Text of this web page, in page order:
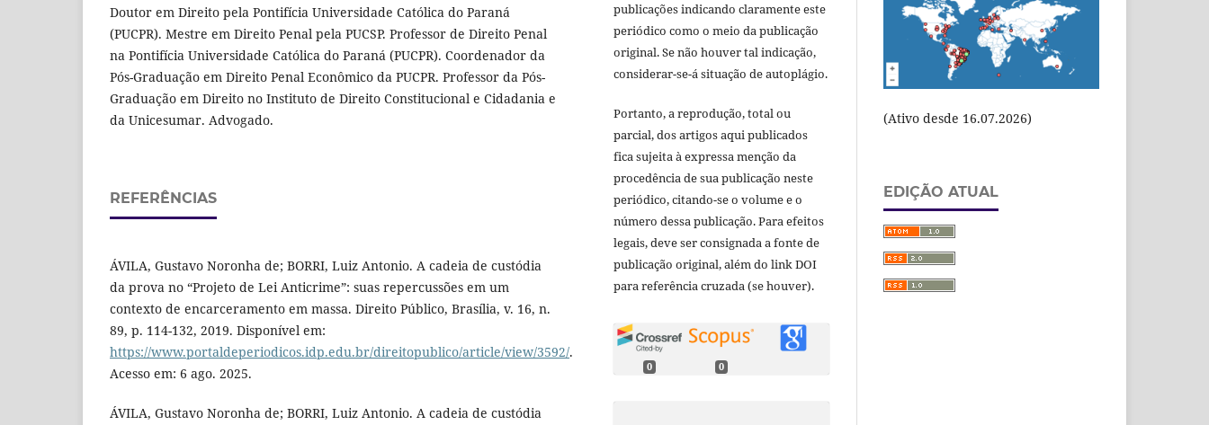
Doutor em Direito pela Pontifícia Universidade Católica do Paraná
(PUCPR). Mestre em Direito Penal pela PUCSP. Professor de Direito Penal
na Pontifícia Universidade Católica do Paraná (PUCPR). Coordenador da
Pós-Graduação em Direito Penal Econômico da PUCPR. Professor da Pós-
Graduação em Direito no Instituto de Direito Constitucional e Cidadania e
da Unicesumar. Advogado.
REFERÊNCIAS
ÁVILA, Gustavo Noronha de; BORRI, Luiz Antonio. A cadeia de custódia
da prova no “Projeto de Lei Anticrime”: suas repercussões em um
contexto de encarceramento em massa. Direito Público, Brasília, v. 16, n.
89, p. 114-132, 2019. Disponível em:
https://www.portaldeperiodicos.idp.edu.br/direitopublico/article/view/3592/.
Acesso em: 6 ago. 2025.
ÁVILA, Gustavo Noronha de; BORRI, Luiz Antonio. A cadeia de custódia
publicações indicando claramente este
periódico como o meio da publicação
original. Se não houver tal indicação,
considerar-se-á situação de autoplágio.
Portanto, a reprodução, total ou
parcial, dos artigos aqui publicados
fica sujeita à expressa menção da
procedência de sua publicação neste
periódico, citando-se o volume e o
número dessa publicação. Para efeitos
legais, deve ser consignada a fonte de
publicação original, além do link DOI
para referência cruzada (se houver).
0 0
(Ativo desde 16.07.2026)
EDIÇÃO ATUAL